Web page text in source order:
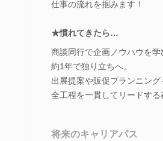
仕事の流れを掴みます！
★慣れてきたら…
商談同行で企画ノウハウを学
約1年で独り立ちへ。
出展提案や販促プランニング
全工程を一貫してリードする
将来のキャリアパス